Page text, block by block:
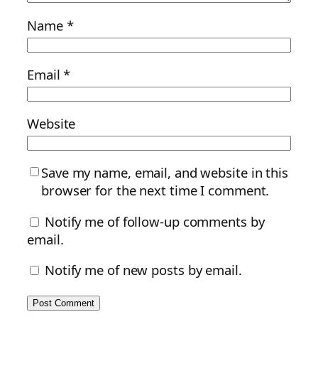
Name *
Email*
Website
Save my name, email, and website in this
browser for the next time I comment.
Notify me of follow-up comments by
email.
Notify me of new posts by email.